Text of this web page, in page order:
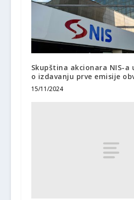
Skupština akcionara NIS-a
o izdavanju prve emisije
15/11/2024